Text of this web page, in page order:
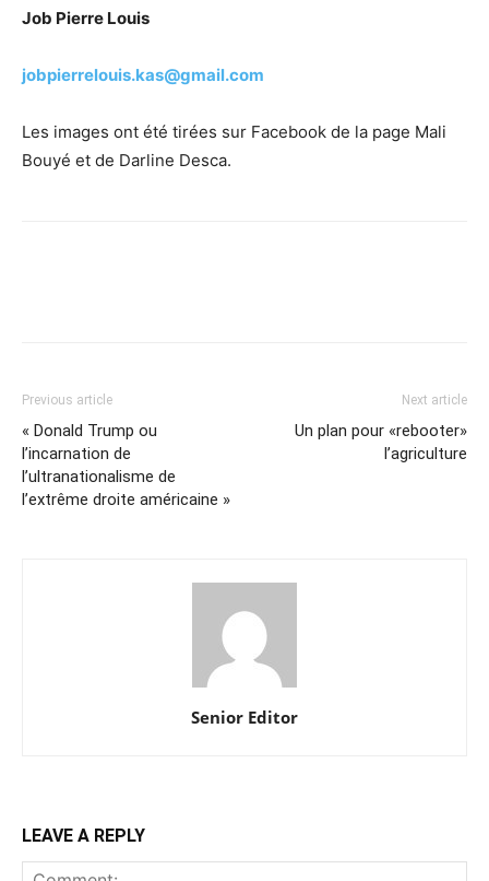
Job Pierre Louis
jobpierrelouis.kas@gmail.com
Les images ont été tirées sur Facebook de la page Mali
Bouyé et de Darline Desca.
Previous article
« Donald Trump ou
l’incarnation de
l’ultranationalisme de
l’extrême droite américaine »
Next article
Un plan pour «rebooter»
l’agriculture
Senior Editor
LEAVE A REPLY